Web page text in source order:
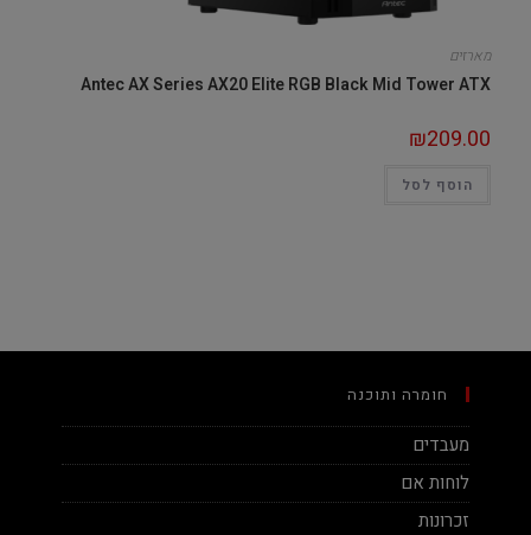
מארזים
Antec AX Series AX20 Elite RGB Black Mid Tower ATX
₪209.00
הוסף לסל
חומרה ותוכנה
מעבדים
לוחות אם
זכרונות